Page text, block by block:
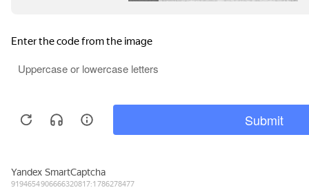
Продолжая пользоваться сайтом, вы соглашаетесь с
использованием файлов cookies.